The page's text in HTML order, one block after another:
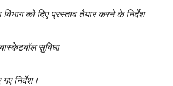
को दिए प्रस्ताव तैयार करने के निर्देश
सुविधा
निर्देश।